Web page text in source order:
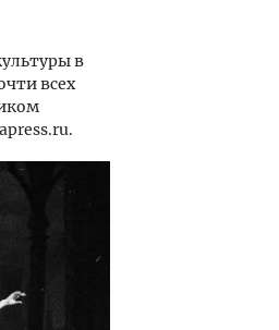
в
всех